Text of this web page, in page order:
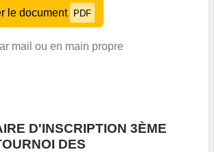
le document PDF
mail ou en main propre
D'INSCRIPTION 3ÈME
DES